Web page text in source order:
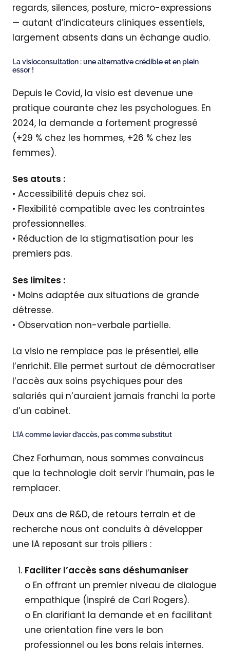
regards, silences, posture, micro-expressions
— autant d’indicateurs cliniques essentiels,
largement absents dans un échange audio.
La visioconsultation : une alternative crédible et en plein
essor !
Depuis le Covid, la visio est devenue une
pratique courante chez les psychologues. En
2024, la demande a fortement progressé
(+29 % chez les hommes, +26 % chez les
femmes).
Ses atouts :
• Accessibilité depuis chez soi.
• Flexibilité compatible avec les contraintes
professionnelles.
• Réduction de la stigmatisation pour les
premiers pas.
Ses limites :
• Moins adaptée aux situations de grande
détresse.
• Observation non-verbale partielle.
La visio ne remplace pas le présentiel, elle
l’enrichit. Elle permet surtout de démocratiser
l’accès aux soins psychiques pour des
salariés qui n’auraient jamais franchi la porte
d’un cabinet.
L’IA comme levier d’accès, pas comme substitut
Chez Forhuman, nous sommes convaincus
que la technologie doit servir l’humain, pas le
remplacer.
Deux ans de R&D, de retours terrain et de
recherche nous ont conduits à développer
une IA reposant sur trois piliers :
Faciliter l’accès sans déshumaniser
o En offrant un premier niveau de dialogue
empathique (inspiré de Carl Rogers).
o En clarifiant la demande et en facilitant
une orientation fine vers le bon
professionnel ou les bons relais internes.